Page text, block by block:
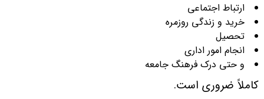
ارتباط اجتماعی
خرید و زندگی روزمره
تحصیل
انجام امور اداری
و حتی درک فرهنگ جامعه
کاملاً ضروری است.